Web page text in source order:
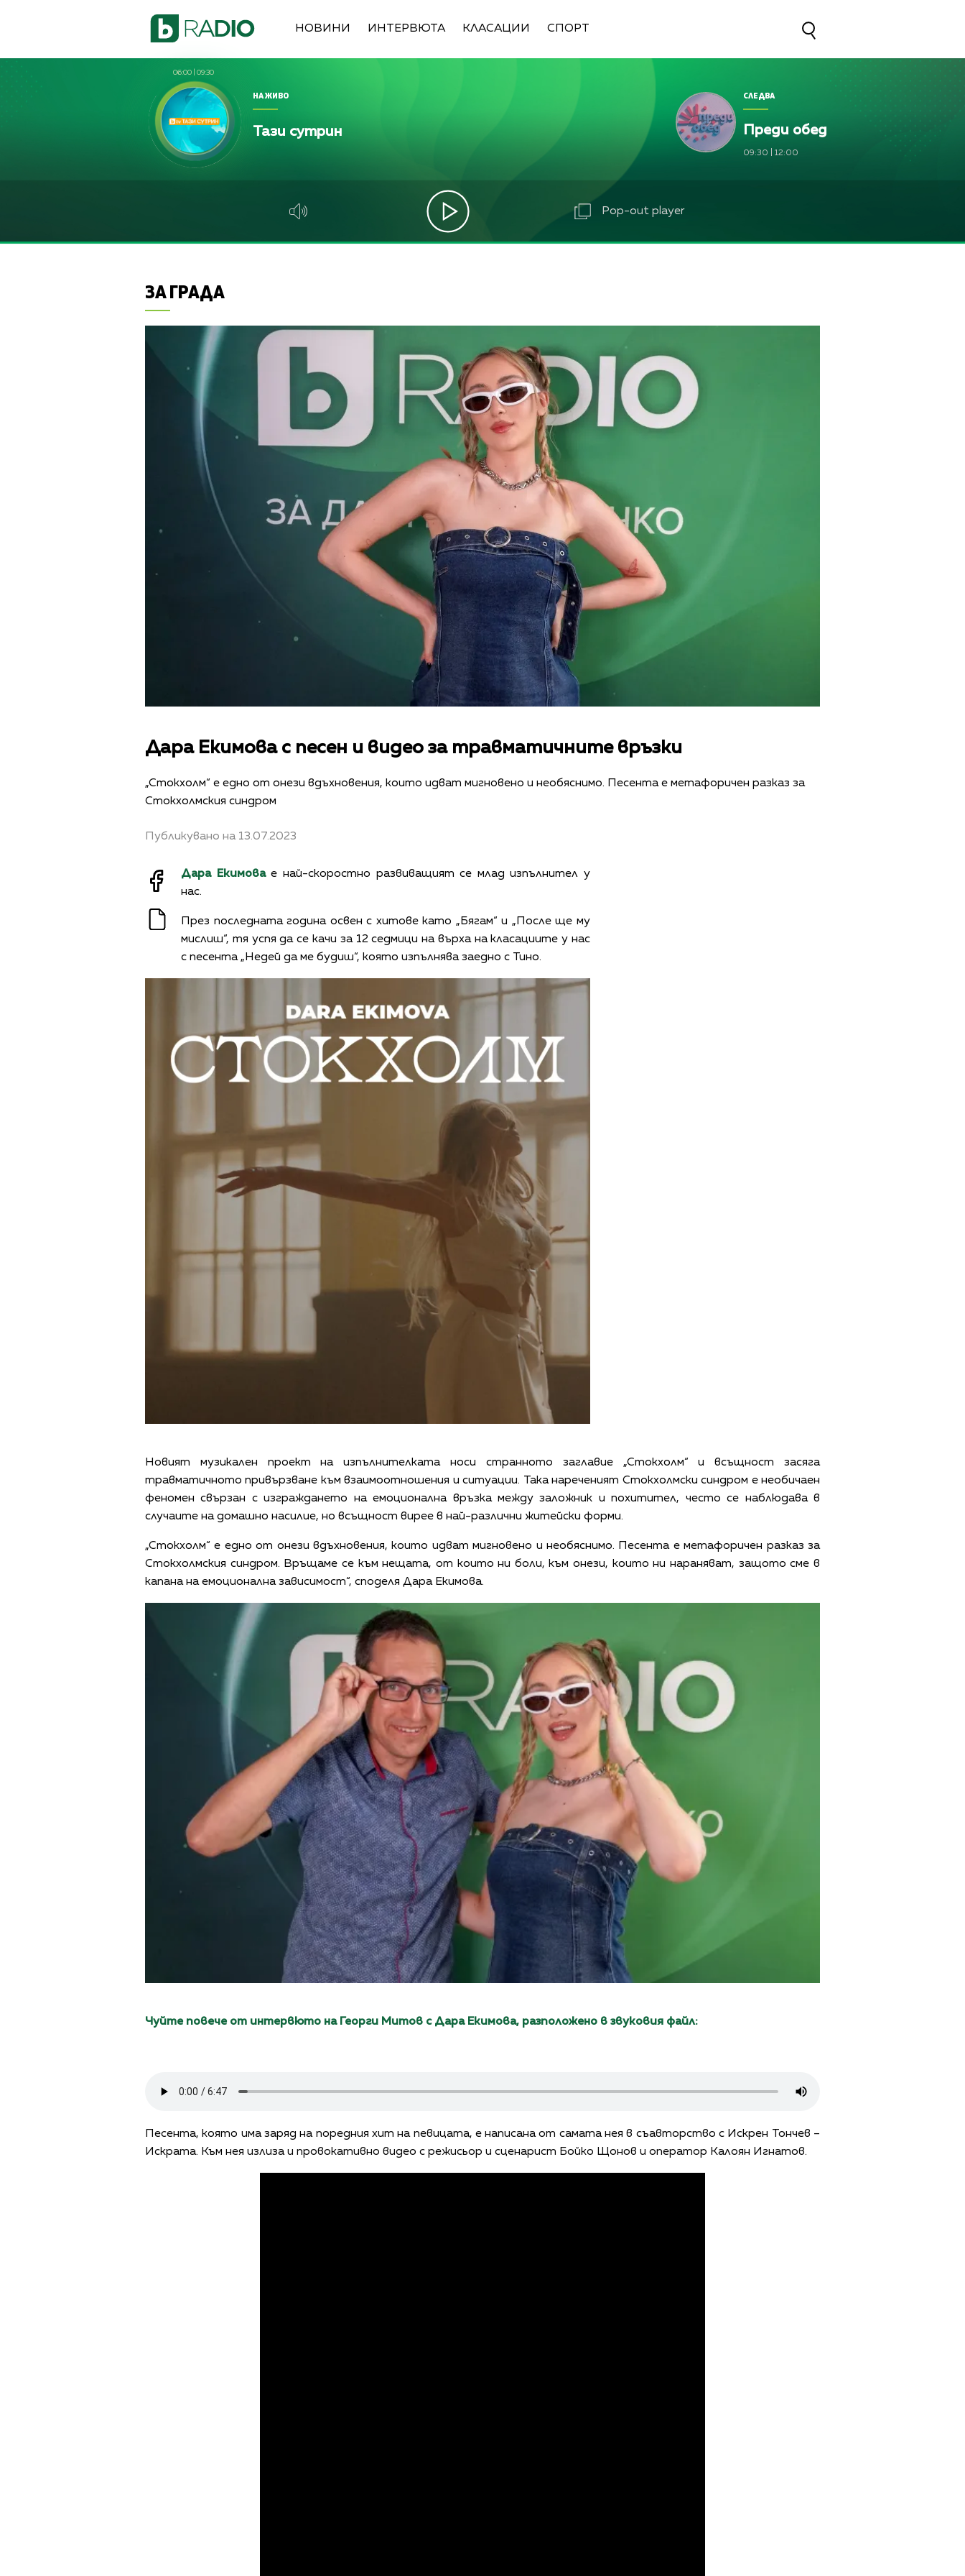
НОВИНИ ИНТЕРВЮТА КЛАСАЦИИ СПОРТ
06:00 09:30
НА ЖИВО
Тази сутрин
СЛЕДВА
Преди обед
09:30 12:00
Pop-out player
ЗА ГРАДА
Дара Екимова с песен и видео за травматичните връзки
„Стокхолм“ е едно от онези вдъхновения, които идват мигновено и необяснимо. Песента е метафоричен разказ за
Стокхолмския синдром
Публикувано на 13.07.2023
Дара Екимовае най-скоростно развиващият се млад изпълнител у
нас.
През последната година освен с хитове като „Бягам“ и „После ще му
мислиш“, тя успя да се качи за 12 седмици на върха на класациите у нас
с песента „Недей да ме будиш“, която изпълнява заедно с Тино.
Новият музикален проект на изпълнителката носи странното заглавие „Стокхолм“ и всъщност засяга
травматичното привързване към взаимоотношения и ситуации. Така нареченият Стокхолмски синдром е необичаен
феномен свързан с изграждането на емоционална връзка между заложник и похитител, често се наблюдава в
случаите на домашно насилие, но всъщност вирее в най-различни житейски форми.
„Стокхолм“ е едно от онези вдъхновения, които идват мигновено и необяснимо. Песента е метафоричен разказ за
Стокхолмския синдром. Връщаме се към нещата, от които ни боли, към онези, които ни нараняват, защото сме в
капана на емоционална зависимост“, споделя Дара Екимова.
Чуйте повече от интервюто на Георги Митов с Дара Екимова, разположено в звуковия файл:
Песента, която има заряд на поредния хит на певицата, е написана от самата нея в съавторство с Искрен Тончев –
Искрата. Към нея излиза и провокативно видео с режисьор и сценарист Бойко Щонов и оператор Калоян Игнатов.